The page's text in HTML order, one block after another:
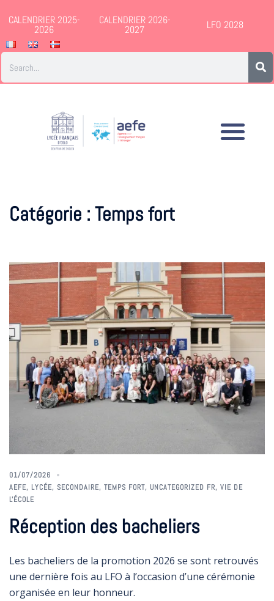
CALENDRIER 2025-
2026
CALENDRIER 2026-
2027 LFO 2028
Catégorie : Temps fort
01/07/2026
AEFE, LYCÉE, SECONDAIRE, TEMPS FORT, UNCATEGORIZED FR, VIE DE
L'ÉCOLE
Réception des bacheliers
Les bacheliers de la promotion 2026 se sont retrouvés
une dernière fois au LFO à l’occasion d’une cérémonie
organisée en leur honneur.